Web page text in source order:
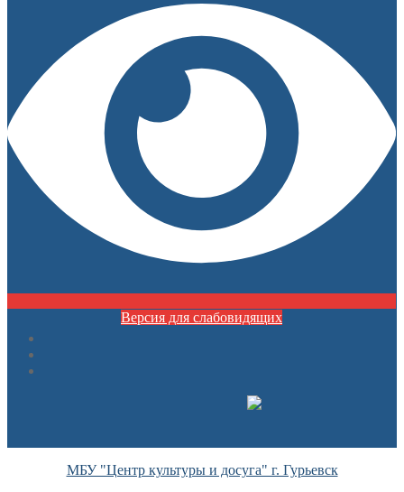
Версия для слабовидящих
МБУ "Центр культуры и досуга" г. Гурьевск